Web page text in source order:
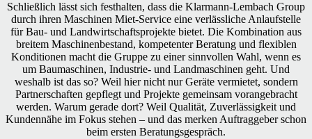
Schließlich lässt sich festhalten, dass die Klarmann-Lembach Group
durch ihren Maschinen Miet-Service eine verlässliche Anlaufstelle
für Bau- und Landwirtschaftsprojekte bietet. Die Kombination aus
breitem Maschinenbestand, kompetenter Beratung und flexiblen
Konditionen macht die Gruppe zu einer sinnvollen Wahl, wenn es
um Baumaschinen, Industrie- und Landmaschinen geht. Und
weshalb ist das so? Weil hier nicht nur Geräte vermietet, sondern
Partnerschaften gepflegt und Projekte gemeinsam vorangebracht
werden. Warum gerade dort? Weil Qualität, Zuverlässigkeit und
Kundennähe im Fokus stehen – und das merken Auftraggeber schon
beim ersten Beratungsgespräch.